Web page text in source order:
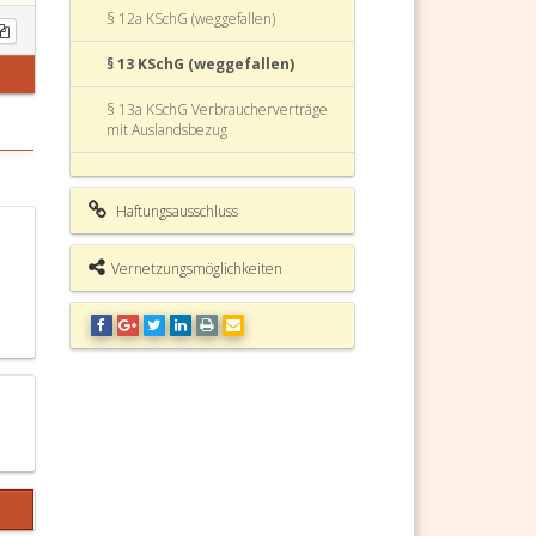
§ 12a KSchG (weggefallen)
§ 13 KSchG (weggefallen)
§ 13a KSchG Verbraucherverträge
mit Auslandsbezug
§ 14 KSchG Gerichtsstand
§ 15 KSchG Verträge über
wiederkehrende Leistungen
§ 16 KSchG (weggefallen)
§ 17 KSchG (weggefallen)
Haftungsausschluss
Vernetzungsmöglichkeiten